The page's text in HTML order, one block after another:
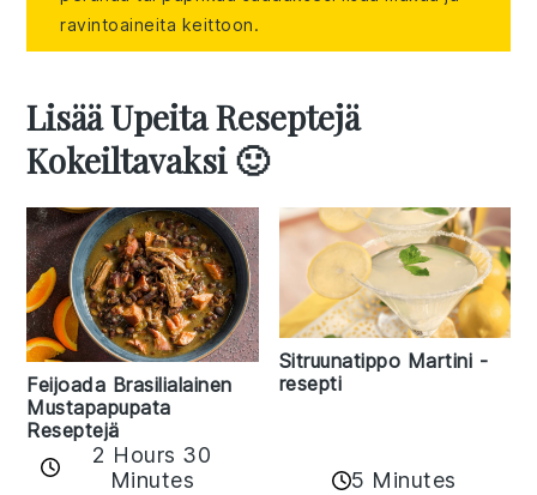
ravintoaineita keittoon.
Lisää Upeita Reseptejä
Kokeiltavaksi 🙂
Feijoada Brasilialainen
Mustapapupata
Reseptejä
2 Hours 30
Minutes
Sitruunatippo Martini -
resepti
5 Minutes